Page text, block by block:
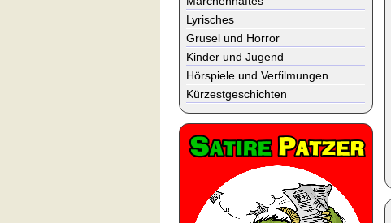
Lyrisches
Grusel und Horror
Kinder und Jugend
Hörspiele und Verfilmungen
Kürzestgeschichten